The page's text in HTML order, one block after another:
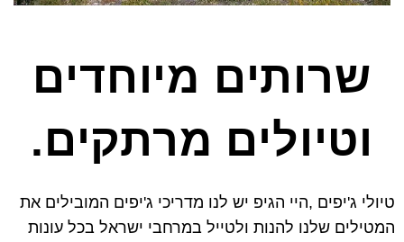
שרותים מיוחדים
וטיולים מרתקים.
טיולי ג'יפים ,היי הגיפ יש לנו מדריכי ג'יפים המובילים את
המטילים שלנו להנות ולטייל במרחבי ישראל בכל עונות